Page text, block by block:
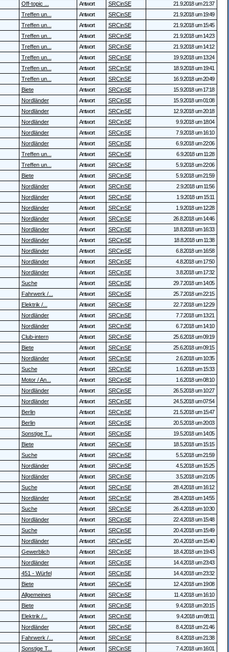
Off-topic ... Antwort SRCinSE
21.9.2018 um 21:37
Treffen un... Antwort SRCinSE
21.9.2018 um 19:49
Treffen un... Antwort SRCinSE
21.9.2018 um 15:45
Treffen un... Antwort SRCinSE
21.9.2018 um 14:23
Treffen un... Antwort SRCinSE
21.9.2018 um 14:12
Treffen un... Antwort SRCinSE
19.9.2018 um 13:24
Treffen un... Antwort SRCinSE
18.9.2018 um 19:41
Treffen un... Antwort SRCinSE
16.9.2018 um 20:49
Biete Antwort SRCinSE
15.9.2018 um 17:18
Nordländer Antwort SRCinSE
15.9.2018 um 01:08
Nordländer Antwort SRCinSE
12.9.2018 um 20:18
Nordländer Antwort SRCinSE
9.9.2018 um 18:04
Nordländer Antwort SRCinSE
7.9.2018 um 16:10
Nordländer Antwort SRCinSE
6.9.2018 um 22:06
Treffen un... Antwort SRCinSE
6.9.2018 um 11:28
Treffen un... Antwort SRCinSE
5.9.2018 um 22:06
Biete Antwort SRCinSE
5.9.2018 um 21:59
Nordländer Antwort SRCinSE
2.9.2018 um 11:56
Nordländer Antwort SRCinSE
1.9.2018 um 15:11
Nordländer Antwort SRCinSE
1.9.2018 um 12:28
Nordländer Antwort SRCinSE
26.8.2018 um 14:46
Nordländer Antwort SRCinSE
18.8.2018 um 16:33
Nordländer Antwort SRCinSE
18.8.2018 um 11:38
Nordländer Antwort SRCinSE
6.8.2018 um 16:58
Nordländer Antwort SRCinSE
4.8.2018 um 17:50
Nordländer Antwort SRCinSE
3.8.2018 um 17:32
Suche Antwort SRCinSE
29.7.2018 um 14:05
Fahrwerk /... Antwort SRCinSE
25.7.2018 um 22:15
Elektrik /... Antwort SRCinSE
22.7.2018 um 12:29
Nordländer Antwort SRCinSE
7.7.2018 um 13:21
Nordländer Antwort SRCinSE
6.7.2018 um 14:10
Club-intern Antwort SRCinSE
25.6.2018 um 09:19
Biete Antwort SRCinSE
25.6.2018 um 09:15
Nordländer Antwort SRCinSE
2.6.2018 um 10:35
Suche Antwort SRCinSE
1.6.2018 um 15:33
Motor / An... Antwort SRCinSE
1.6.2018 um 08:10
Nordländer Antwort SRCinSE
26.5.2018 um 10:27
Nordländer Antwort SRCinSE
24.5.2018 um 07:54
Berlin Antwort SRCinSE
21.5.2018 um 15:47
Berlin Antwort SRCinSE
20.5.2018 um 20:03
Sonstige T... Antwort SRCinSE
19.5.2018 um 14:05
Biete Antwort SRCinSE
18.5.2018 um 15:15
Suche Antwort SRCinSE
5.5.2018 um 21:59
Nordländer Antwort SRCinSE
4.5.2018 um 15:25
Nordländer Antwort SRCinSE
3.5.2018 um 21:05
Suche Antwort SRCinSE
28.4.2018 um 16:12
Nordländer Antwort SRCinSE
28.4.2018 um 14:55
Suche Antwort SRCinSE
26.4.2018 um 10:30
Nordländer Antwort SRCinSE
22.4.2018 um 15:48
Suche Antwort SRCinSE
20.4.2018 um 15:49
Nordländer Antwort SRCinSE
20.4.2018 um 15:40
Gewerblich Antwort SRCinSE
18.4.2018 um 19:43
Nordländer Antwort SRCinSE
14.4.2018 um 23:43
451 - Würfel Antwort SRCinSE
14.4.2018 um 23:32
Biete Antwort SRCinSE
12.4.2018 um 19:08
Allgemeines Antwort SRCinSE
11.4.2018 um 16:10
Biete Antwort SRCinSE
9.4.2018 um 20:15
Elektrik /... Antwort SRCinSE
9.4.2018 um 08:11
Nordländer Antwort SRCinSE
8.4.2018 um 21:46
Fahrwerk /... Antwort SRCinSE
8.4.2018 um 21:38
Sonstige T... Antwort SRCinSE
7.4.2018 um 16:01